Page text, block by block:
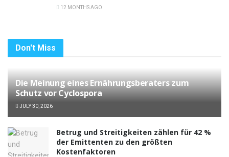
12 MONTHS AGO
Don't Miss
Die Meinung eines Ernährungsberaters zum
Schutz vor Cyclospora
JULY 30, 2026
Betrug und Streitigkeiten zählen für 42 %
der Emittenten zu den größten
Kostenfaktoren